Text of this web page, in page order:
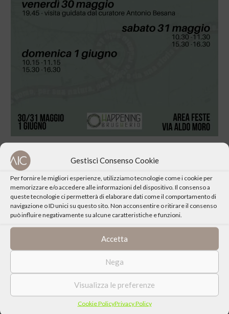
Gestisci Consenso Cookie
Per fornire le migliori esperienze, utilizziamo tecnologie come i cookie per
memorizzare e/o accedere alle informazioni del dispositivo. Il consenso a
queste tecnologie ci permetterà di elaborare dati come il comportamento di
navigazione o ID unici su questo sito. Non acconsentire o ritirare il consenso
può influire negativamente su alcune caratteristiche e funzioni.
Accetta
Nega
Visualizza le preferenze
Cookie PolicyPrivacy Policy
CONDIVIDI QUESTO EVENTO